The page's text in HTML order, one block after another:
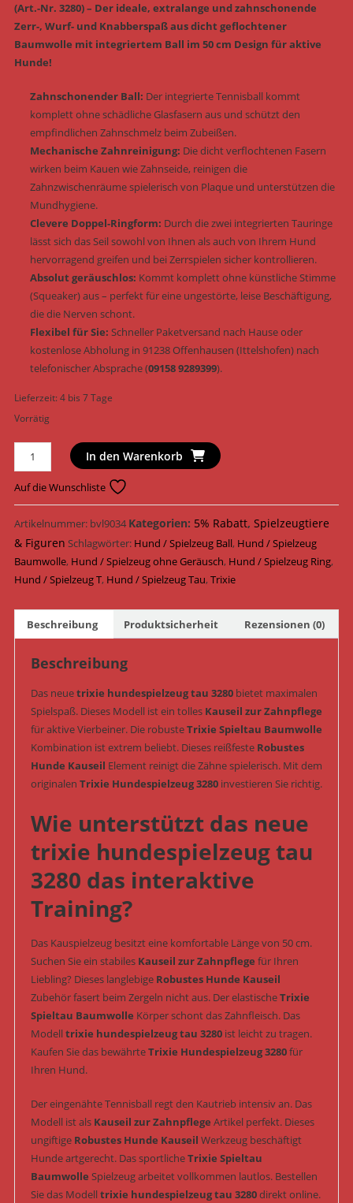
(Art.-Nr. 3280) – Der ideale, extralange und zahnschonende
Zerr-, Wurf- und Knabberspaß aus dicht geflochtener
Baumwolle mit integriertem Ball im 50 cm Design für aktive
Hunde!
Zahnschonender Ball: Der integrierte Tennisball kommt
komplett ohne schädliche Glasfasern aus und schützt den
empfindlichen Zahnschmelz beim Zubeißen.
Mechanische Zahnreinigung: Die dicht verflochtenen Fasern
wirken beim Kauen wie Zahnseide, reinigen die
Zahnzwischenräume spielerisch von Plaque und unterstützen die
Mundhygiene.
Clevere Doppel-Ringform: Durch die zwei integrierten Tauringe
lässt sich das Seil sowohl von Ihnen als auch von Ihrem Hund
hervorragend greifen und bei Zerrspielen sicher kontrollieren.
Absolut geräuschlos: Kommt komplett ohne künstliche Stimme
(Squeaker) aus – perfekt für eine ungestörte, leise Beschäftigung,
die die Nerven schont.
Flexibel für Sie: Schneller Paketversand nach Hause oder
kostenlose Abholung in 91238 Offenhausen (Ittelshofen) nach
telefonischer Absprache (09158 9289399).
Lieferzeit:4 bis 7 Tage
Vorrätig
Trixie
Hundespielzeug
Doppel-
Ring
Tau
mit
Tennisball
ø
/
(Art.-
Menge
In den Warenkorb
Auf die Wunschliste
Artikelnummer: bvl9034 Kategorien: 5% Rabatt, Spielzeugtiere
& Figuren Schlagwörter: Hund / Spielzeug Ball, Hund / Spielzeug
Baumwolle, Hund / Spielzeug ohne Geräusch, Hund / Spielzeug Ring,
Hund / Spielzeug T, Hund / Spielzeug Tau,Trixie
Beschreibung Produktsicherheit Rezensionen (0)
Beschreibung
Das neuetrixie hundespielzeug tau 3280bietet maximalen
Spielspaß. Dieses Modell ist ein tolles Kauseil zur Zahnpflege
für aktive Vierbeiner. Die robusteTrixie Spieltau Baumwolle
Kombination ist extrem beliebt. Dieses reißfeste Robustes
Hunde Kauseil Element reinigt die Zähne spielerisch. Mit dem
originalen Trixie Hundespielzeug 3280investieren Sie richtig.
Wie unterstützt das neue
trixie hundespielzeug tau
3280 das interaktive
Training?
Das Kauspielzeug besitzt eine komfortable Länge von 50 cm.
Suchen Sie ein stabiles Kauseil zur Zahnpflege für Ihren
Liebling? Dieses langlebige Robustes Hunde Kauseil
Zubehör fasert beim Zergeln nicht aus. Der elastischeTrixie
Spieltau Baumwolle Körper schont das Zahnfleisch. Das
Modelltrixie hundespielzeug tau 3280ist leicht zu tragen.
Kaufen Sie das bewährteTrixie Hundespielzeug 3280für
Ihren Hund.
Der eingenähte Tennisball regt den Kautrieb intensiv an. Das
Modell ist als Kauseil zur Zahnpflege Artikel perfekt. Dieses
ungiftige Robustes Hunde Kauseil Werkzeug beschäftigt
Hunde artgerecht. Das sportlicheTrixie Spieltau
Baumwolle Spielzeug arbeitet vollkommen lautlos. Bestellen
Sie das Modelltrixie hundespielzeug tau 3280direkt online.